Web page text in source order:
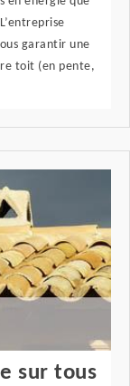
garantir une
toit (en pente,
sur tous